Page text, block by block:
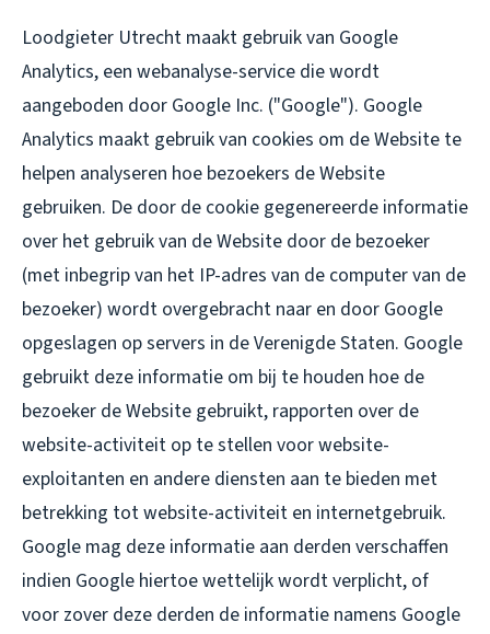
Loodgieter Utrecht maakt gebruik van Google
Analytics, een webanalyse-service die wordt
aangeboden door Google Inc. ("Google"). Google
Analytics maakt gebruik van cookies om de Website te
helpen analyseren hoe bezoekers de Website
gebruiken. De door de cookie gegenereerde informatie
over het gebruik van de Website door de bezoeker
(met inbegrip van het IP-adres van de computer van de
bezoeker) wordt overgebracht naar en door Google
opgeslagen op servers in de Verenigde Staten. Google
gebruikt deze informatie om bij te houden hoe de
bezoeker de Website gebruikt, rapporten over de
website-activiteit op te stellen voor website-
exploitanten en andere diensten aan te bieden met
betrekking tot website-activiteit en internetgebruik.
Google mag deze informatie aan derden verschaffen
indien Google hiertoe wettelijk wordt verplicht, of
voor zover deze derden de informatie namens Google